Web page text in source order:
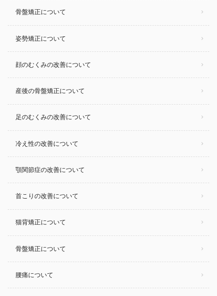
骨盤矯正について
姿勢矯正について
顔のむくみの改善について
産後の骨盤矯正について
足のむくみの改善について
冷え性の改善について
顎関節症の改善について
首こりの改善について
猫背矯正について
骨盤矯正について
腰痛について